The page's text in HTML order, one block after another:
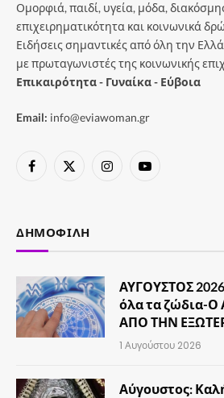
Ομορφιά, παιδί, υγεία, μόδα,
επιχειρηματικότητα και κοινωνικά
Ειδήσεις σημαντικές από όλη την
με πρωταγωνιστές της κοινωνικής
Επικαιρότητα - Γυναίκα - Εύβοια
Email: info@eviawoman.gr
Facebook
X
InstagramYouTube
ΔΗΜΟΦΙΛΉ
ΑΥΓΟΥΣΤΟΣ
όλα τα ζώδια-
ΑΠΟ ΤΗΝ
1 Αυγούστου 2026
Αύγουστος: